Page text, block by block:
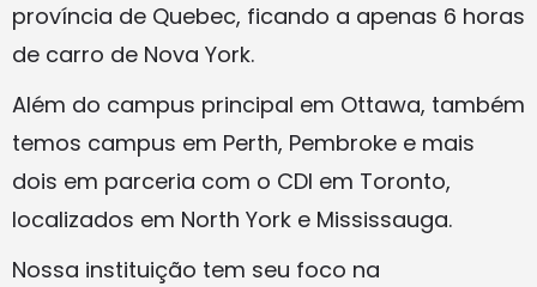
província de Quebec, ficando a apenas 6 horas
de carro de Nova York.
Além do campus principal em Ottawa, também
temos campus em Perth, Pembroke e mais
dois em parceria com o CDI em Toronto,
localizados em North York e Mississauga.
Nossa instituição tem seu foco na